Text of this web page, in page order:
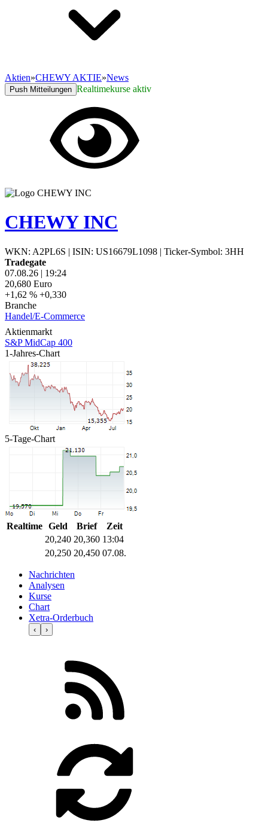
Aktien»CHEWY AKTIE»News
Push Mitteilungen Realtimekurse aktiv
CHEWY INC
WKN: A2PL6S | ISIN: US16679L1098 | Ticker-Symbol: 3HH
Tradegate
07.08.26 | 19:24
20,680 Euro
+1,62 % +0,330
Branche
Handel/E-Commerce
Aktienmarkt
S&P MidCap 400
1-Jahres-Chart
5-Tage-Chart
Realtime Geld Brief
Zeit
20,240 20,360 13:04
20,250 20,450 07.08.
Nachrichten
Analysen
Kurse
Chart
Xetra-Orderbuch
‹ ›